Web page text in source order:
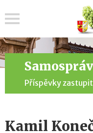
Příspěvky
Kamil